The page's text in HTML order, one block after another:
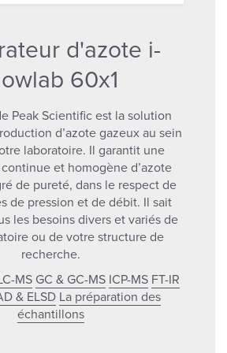
d'azote i-
60x1
Peak Scientific est la solution
d’azote gazeux au sein
laboratoire. Il garantit une
et homogène d’azote
de pureté, dans le respect de
de pression et de débit. Il sait
les besoins divers et variés de
ou de votre structure de
recherche.
MS GC & GC-MS ICP-MS FT-IR
& ELSD La préparation des
échantillons